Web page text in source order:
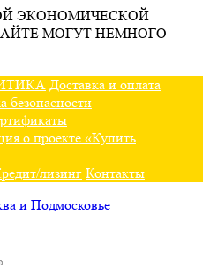
ЭКОНОМИЧЕСКОЙ
МОГУТ НЕМНОГО
Доставка и оплата
безопасности
о проекте «Купить
лизинг Контакты